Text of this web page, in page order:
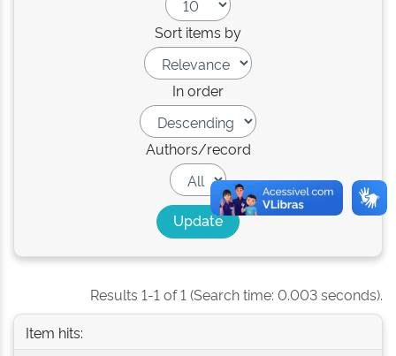
Sort items by
In order
Authors/record
Results 1-1 of 1 (Search time: 0.003 seconds).
Item hits: